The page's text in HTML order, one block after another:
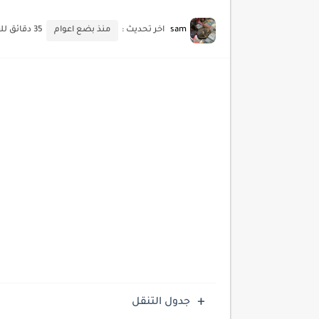
أدوات مجانية للبحث عن الكلمات
sam اخر تحديث : منذ بضع اعوام 35 دقائق للقراءة
جدول التنقل